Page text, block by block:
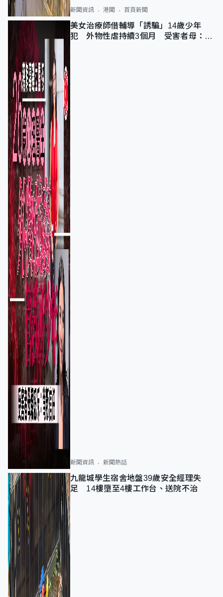
新聞資訊 港聞 首頁新聞
美女治療師借輔導「誘騙」14歲少年
犯 外物性虐持續3個月 受害者母：要
新聞資訊 新聞熱話
九龍城學生宿舍地盤39歲安全經理失
足 14樓墮至4樓工作台、送院不治